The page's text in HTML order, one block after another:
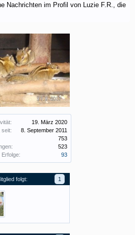
19. März 2020
seit:
8. September 2011
753
523
Erfolge:
93
folgt: 1
Nachrichten im Profil von Luzie F.R., die